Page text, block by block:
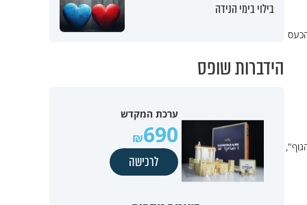
בילוי בימי הנידה
הידברות שופס
ערכת המקדש
690
לרכישה